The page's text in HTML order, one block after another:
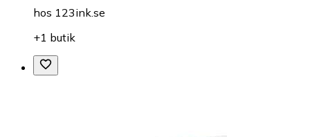
hos 123ink.se
+1 butik